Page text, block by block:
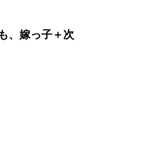
、嫁っ子＋次